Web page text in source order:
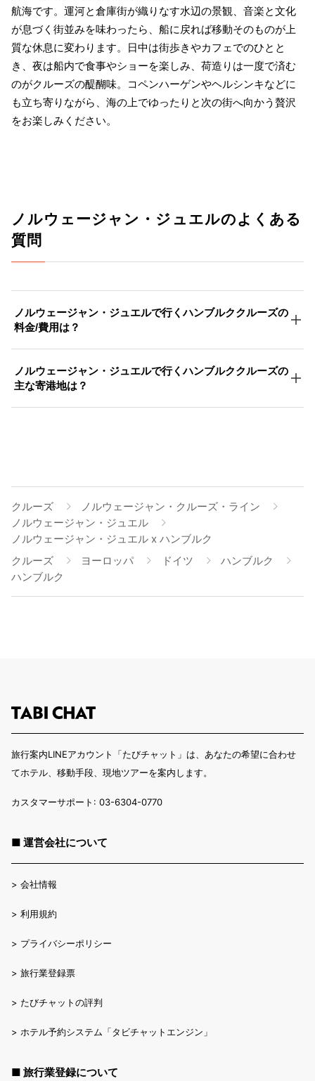
航海です。運河と倉庫街が織りなす水辺の景観、音楽と文化
が息づく街並みを味わったら、船に戻れば移動そのものが上
質な休息に変わります。日中は街歩きやカフェでのひとと
き、夜は船内で食事やショーを楽しみ、荷造りは一度で済む
のがクルーズの醍醐味。コペンハーゲンやヘルシンキなどに
も立ち寄りながら、海の上でゆったりと次の街へ向かう贅沢
をお楽しみください。
ノルウェージャン・ジュエルのよくある
質問
ノルウェージャン・ジュエルで行くハンブルククルーズの
料金/費用は？
ノルウェージャン・ジュエルで行くハンブルククルーズの
主な寄港地は？
クルーズ
ノルウェージャン・クルーズ・ライン
ノルウェージャン・ジュエル
ノルウェージャン・ジュエル x ハンブルク
クルーズ
ヨーロッパ ドイツ
ハンブルク
ハンブルク
旅行案内LINEアカウント「たびチャット」は、あなたの希望に合わせ
てホテル、移動手段、現地ツアーを案内します。
カスタマーサポート: 03-6304-0770
■ 運営会社について
> 会社情報
> 利用規約
> プライバシーポリシー
> 旅行業登録票
> たびチャットの評判
> ホテル予約システム「タビチャットエンジン」
■ 旅行業登録について